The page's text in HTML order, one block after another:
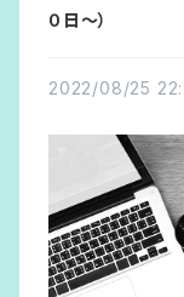
０日〜）
2022/08/25